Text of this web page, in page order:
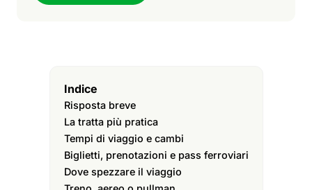
Indice
Risposta breve
La tratta più pratica
Tempi di viaggio e cambi
Biglietti, prenotazioni e pass ferroviari
Dove spezzare il viaggio